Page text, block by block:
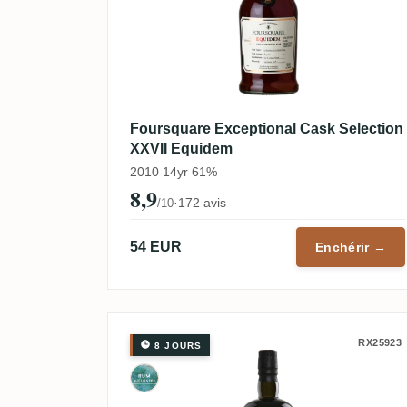
Foursquare Exceptional Cask Selection
XXVII Equidem
2010 14yr 61%
8,9/10·172 avis
54 EUR Enchérir →
8 JOURS RX25923